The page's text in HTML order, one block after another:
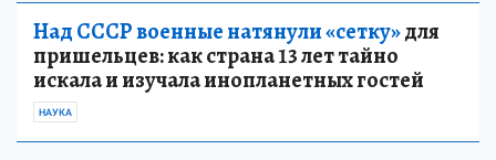
Над СССР военные натянули «сетку»для
пришельцев: как страна 13 лет тайно
искала и изучала инопланетных гостей
НАУКА